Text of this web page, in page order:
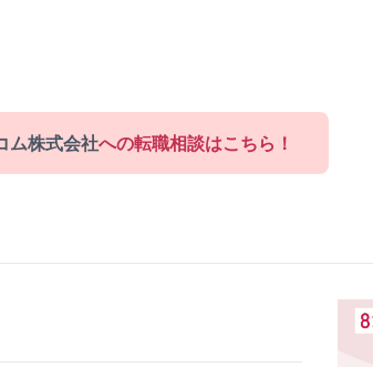
ム株式会社への転職相談はこちら！